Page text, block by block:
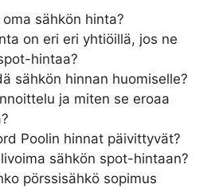
sähkön hinta?
on eri eri yhtiöillä, jos ne
hintaa?
sähkön hinnan huomiselle?
ja miten se eroaa
Poolin hinnat päivittyvät?
sähkön spot-hintaan?
pörssisähkö sopimus